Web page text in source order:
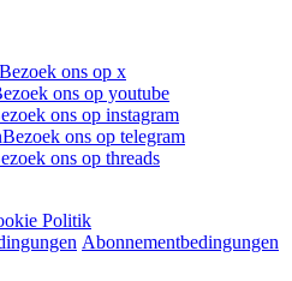
Bezoek ons op x
ons op youtube
ons op instagram
Bezoek ons op telegram
ons op threads
Politik
Abonnementbedingungen